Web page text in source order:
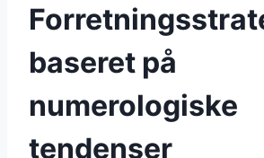
baseret på
numerologiske
tendenser